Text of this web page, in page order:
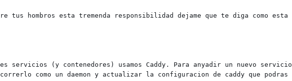
tus hombros esta tremenda responsibilidad dejame que te diga como esta
servicios (y contenedores) usamos Caddy. Para anyadir un nuevo servicio
como un daemon y actualizar la configuracion de caddy que podras